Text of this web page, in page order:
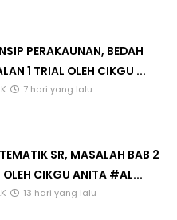
PERAKAUNAN, BEDAH
1 TRIAL OLEH CIKGU ...
7 hari yang lalu
SR, MASALAH BAB 2
CIKGU ANITA #AL...
13 hari yang lalu